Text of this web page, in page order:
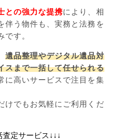
との強力な提携により、相
伴う物件も、実務と法務を
です。
遺品整理やデジタル遺品対
スまで一括して任せられる
に高いサービスで注目を集
けでもお気軽にご利用くだ
査定サービス↓↓↓